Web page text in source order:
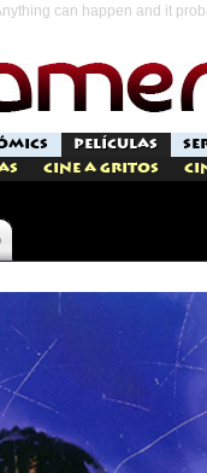
can happen and it
PELÍCULAS
Cine a Gritos